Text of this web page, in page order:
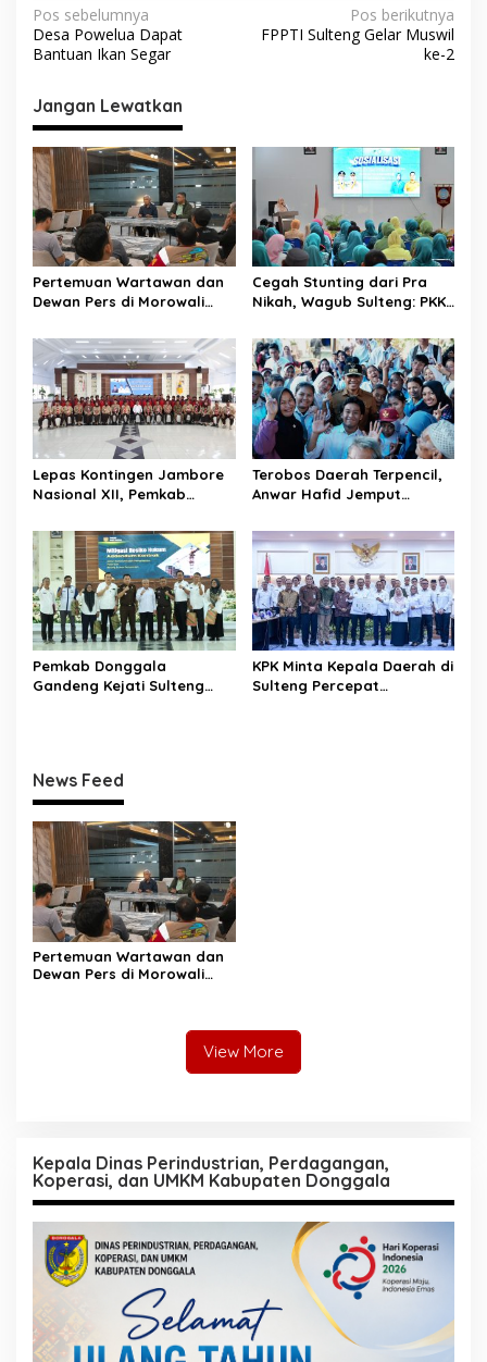
N
a
i
g
a
s
i
p
o
Pos sebelumnya
Desa Powelua Dapat
Bantuan Ikan Segar
Pos berikutnya
FPPTI Sulteng Gelar Muswil
ke-2
Jangan Lewatkan
Pertemuan Wartawan dan
Dewan Pers di Morowali
dan Peningkatan
Kompetensi Jurnalis
Cegah Stunting dari Pra
Nikah, Wagub Sulteng: PKK
Selamatkan Generasi Emas
Lepas Kontingen Jambore
Nasional XII, Pemkab
Pramuka Jadi Duta
Karakter dan Kebanggaan
Daerah
Terobos Daerah Terpencil,
Anwar Hafid Jemput
“Tak Boleh Ada Wilayah
yang Tertinggal”
Pemkab Donggala
Gandeng Kejati Sulteng
KPK Minta Kepala Daerah di
Sulteng Percepat
News Feed
Pertemuan Wartawan dan
Dewan Pers di Morowali
View More
Kepala Dinas Perindustrian, Perdagangan,
Koperasi, dan UMKM Kabupaten Donggala